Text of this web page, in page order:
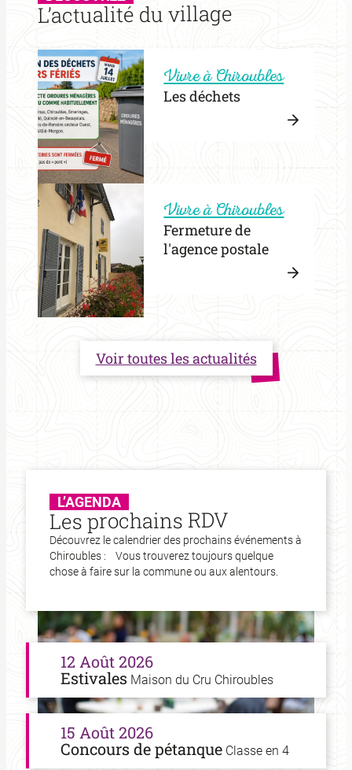
POUR
L’actualité du village
Vivre à Chiroubles
Les déchets
Vivre à Chiroubles
Fermeture de
l'agence postale
Voir toutes les actualités
L’AGENDA
Les prochains RDV
Découvrez le calendrier des prochains événements à
Chiroubles : Vous trouverez toujours quelque
chose à faire sur la commune ou aux alentours.
12 Août 2026
Estivales Maison du Cru Chiroubles
15 Août 2026
Concours de pétanque Classe en 4